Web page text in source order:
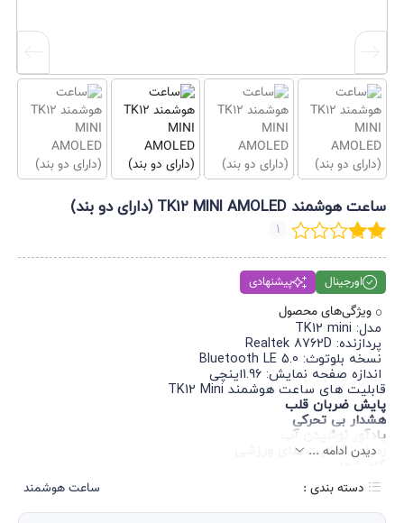
ساعت هوشمند TK12 MINI AMOLED (دارای دو بند)
1
اورجینال پیشنهادی
ویژگی‌های محصول
مدل: TK12 mini
پردازنده: Realtek 8762D
نسخه بلوتوث: Bluetooth LE 5.0
اندازه صفحه نمایش: 1.96اینچی
قابلیت های ساعت هوشمند TK12 Mini
پایش ضربان قلب
هشدار بی تحرکی
یادآور نوشیدن آب
ردیابی فعالیت های ورزشی
پشتیبانی از زبان فارسی و نمایش نوتیفیکیشن های فارسی زبان
بدنه کاملا ضد آب
فیس واچ های متنوع
دیدن ادامه ...
دسته بندی :
ساعت هوشمند